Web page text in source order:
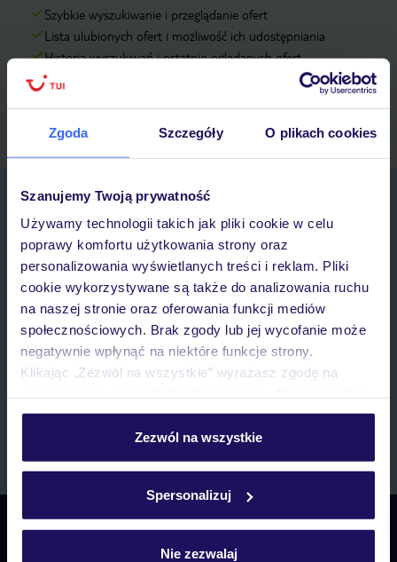
Zgoda Szczegóły O plikach cookies
Szanujemy Twoją prywatność
Używamy technologii takich jak pliki cookie w celu
poprawy komfortu użytkowania strony oraz
personalizowania wyświetlanych treści i reklam. Pliki
cookie wykorzystywane są także do analizowania ruchu
na naszej stronie oraz oferowania funkcji mediów
społecznościowych. Brak zgody lub jej wycofanie może
negatywnie wpłynąć na niektóre funkcje strony.
Klikając „Zezwól na wszystkie” wyrażasz zgodę na
personalizować swój wybór wchodząc w zakładkę
Szczegółowe informacje o plikach cookie znajdziesz
Zezwól na wszystkie
Spersonalizuj
Nie zezwalaj
Szybkie wyszukiwanie i przeglądanie ofert
Lista ulubionych ofert i możliwość ich udostępniania
Historia wyszukiwań i ostatnio oglądanych ofert
Kontakt z TUI i wszystkie informacje o Twojej rezerwacji w
Zapisz się do newslettera
IMIĘ*
E-MAIL*
Wyrażam zgodę na przetwarzanie danych osobowych przez TUI
Poland Sp. z o.o. i TUI Poland Dystrybucja Sp. z o.o. w celach
marketingowych, w zakresie oraz celu wskazanym w „Informacji o
Zapisz się
Skontaktuj się z nami
Telefoniczne Centrum Rezerwacji